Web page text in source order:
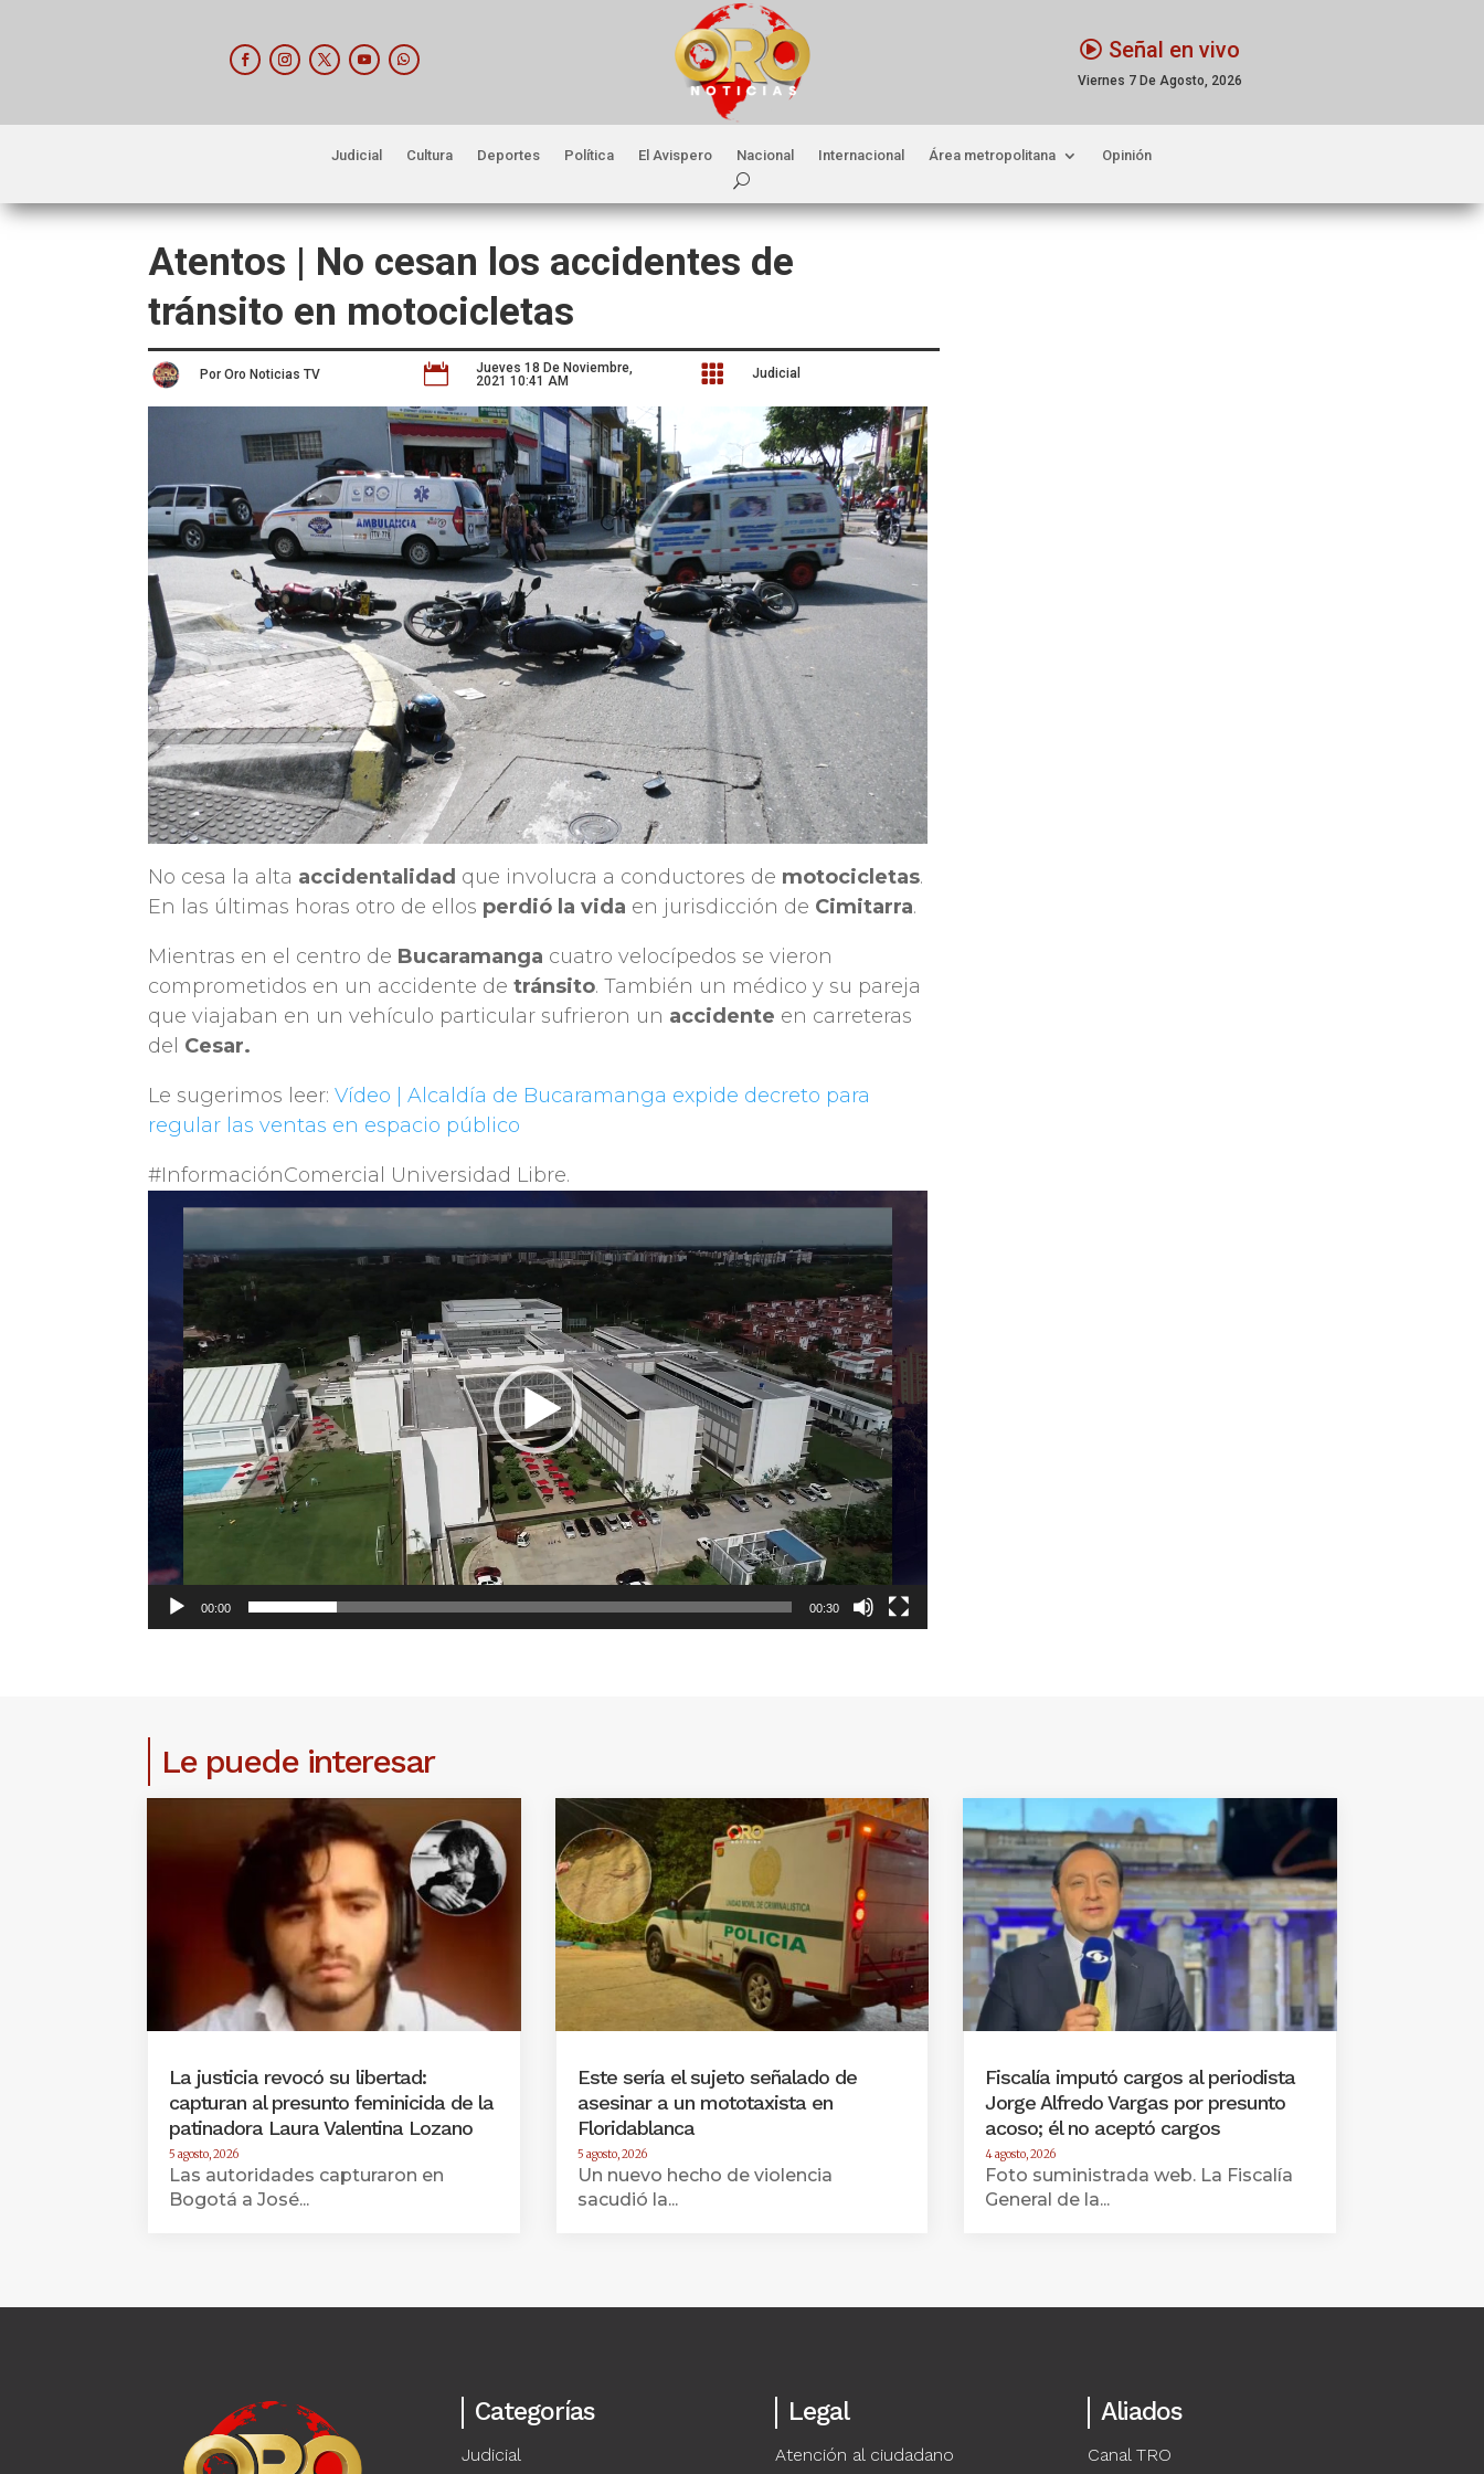
Señal en vivo
Viernes 7 De Agosto, 2026
Judicial Cultura Deportes Política El Avispero Nacional Internacional Área metropolitana Opinión
Atentos | No cesan los accidentes de
tránsito en motocicletas
Por Oro Noticias TV 
Jueves 18 De Noviembre,
2021 10:41 AM
 Judicial
No cesa la alta accidentalidad que involucra a conductores de motocicletas.
En las últimas horas otro de ellos perdió la vida en jurisdicción de Cimitarra.
Mientras en el centro de Bucaramanga cuatro velocípedos se vieron
comprometidos en un accidente detránsito. También un médico y su pareja
que viajaban en un vehículo particular sufrieron un accidente en carreteras
del Cesar.
Le sugerimos leer:Vídeo | Alcaldía de Bucaramanga expide decreto para
regular las ventas en espacio público
#InformaciónComercial Universidad Libre.
Reproductor
vídeo
00:00 00:30
Le puede interesar
La justicia revocó su libertad:
capturan al presunto feminicida de la
patinadora Laura Valentina Lozano
5 agosto, 2026
Las autoridades capturaron en
Bogotá a José...
Este sería el sujeto señalado de
asesinar a un mototaxista en
Floridablanca
5 agosto, 2026
Un nuevo hecho de violencia
sacudió la...
Fiscalía imputó cargos al periodista
Jorge Alfredo Vargas por presunto
acoso; él no aceptó cargos
4 agosto, 2026
Foto suministrada web. La Fiscalía
General de la...
Categorías
Judicial
Legal
Atención al ciudadano
Aliados
Canal TRO